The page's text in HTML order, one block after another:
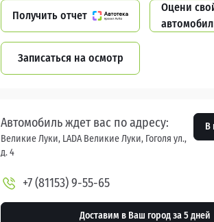
Получить отчет
Оцени
Записаться на осмотр
Автомобиль ждет вас по адресу:
Великие Луки, LADA Великие Луки, Гоголя ул.,
д. 4
В
+7 (81153) 9-55-65
Доставим в Ваш город за 5 дней